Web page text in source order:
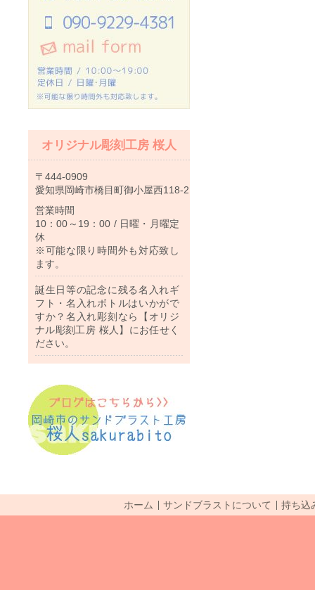
オリジナル彫刻工房 桜人
〒444-0909
愛知県岡崎市橋目町御小屋西118-2
営業時間
10：00～19：00 / 日曜・月曜定
休
※可能な限り時間外も対応致し
ます。
誕生日等の記念に残る名入れギ
フト・名入れボトルはいかがで
すか？名入れ彫刻なら【オリジ
ナル彫刻工房 桜人】にお任せく
ださい。
ホーム サンドブラストについて 持ち込